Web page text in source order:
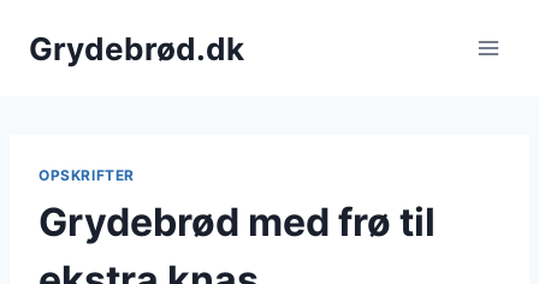
Grydebrød.dk
OPSKRIFTER
Grydebrød med frø til